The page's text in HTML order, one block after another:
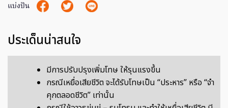
แบ่งปัน
ประเด็นน่าสนใจ
มีการปรับปรุงเพิ่มโทษ ให้รุนแรงขึ้น
กรณีเหยื่อเสียชีวิต จะได้รับโทษเป็น “ประหาร” หรือ “จำ
คุกตลอดชีวิต” เท่านั้น